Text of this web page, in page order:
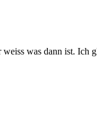
was dann ist. Ich